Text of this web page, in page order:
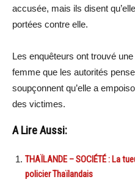
accusée, mais ils disent
portées contre elle.
Les enquêteurs ont trouvé
femme que les autorités
soupçonnent qu’elle a
des victimes.
A Lire Aussi:
THAÏLANDE – SOCIÉTÉ : La
policier Thaïlandais